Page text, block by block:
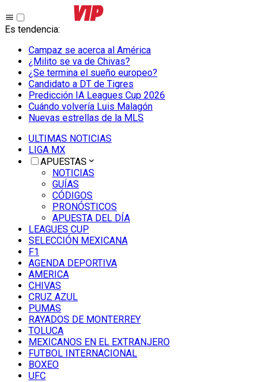
Es tendencia:
Campaz se acerca al América
¿Milito se va de Chivas?
¿Se termina el sueño europeo?
Candidato a DT de Tigres
Predicción IA Leagues Cup 2026
Cuándo volvería Luis Malagón
Nuevas estrellas de la MLS
ULTIMAS NOTICIAS
LIGA MX
APUESTAS
NOTICIAS
GUÍAS
CÓDIGOS
PRONÓSTICOS
APUESTA DEL DÍA
LEAGUES CUP
SELECCIÓN MEXICANA
F1
AGENDA DEPORTIVA
AMERICA
CHIVAS
CRUZ AZUL
PUMAS
RAYADOS DE MONTERREY
TOLUCA
MEXICANOS EN EL EXTRANJERO
FUTBOL INTERNACIONAL
BOXEO
UFC